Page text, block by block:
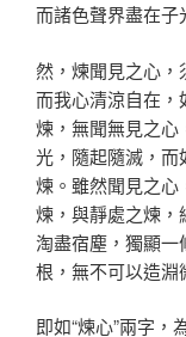
而諸色聲界盡在子
然，煉聞見之心，
而我心清涼自在，
煉，無聞無見之心
光，隨起隨滅，而
煉。雖然聞見之心
煉，與靜處之煉
淘盡宿塵，獨顯
根，無不可以造淵
即如“煉心”兩字